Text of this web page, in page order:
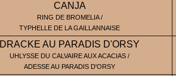
CANJA
RING DE BROMELIA /
TYPHELLE DE LA GAILLANNAISE
DRACKE AU PARADIS D'ORSY
UHLYSSE DU CALVAIRE AUX ACACIAS /
ADESSE AU PARADIS D'ORSY